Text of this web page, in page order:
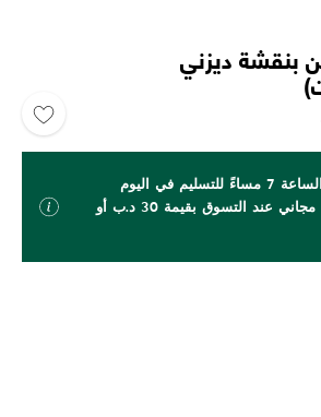
بنقشة ديزني
اطلب بحلول الساعة 7 مساءً للتسليم في اليوم
التالي. توصيل مجاني عند التسوق بقيمة 30 د.ب أو